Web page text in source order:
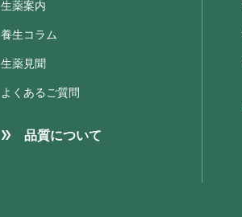
生薬案内
養生コラム
生薬見聞
よくあるご質問
品質について